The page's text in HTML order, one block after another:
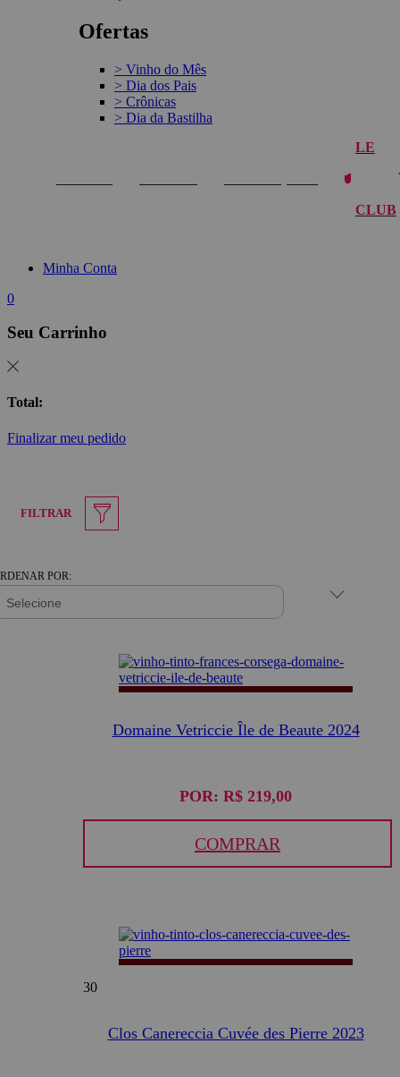
Ofertas
> Vinho do Mês
> Dia dos Pais
> Crônicas
> Dia da Bastilha
LE
CLUB
Minha Conta
0
Seu Carrinho
Total:
Finalizar meu pedido
FILTRAR
POR:
Domaine Vetriccie Île de Beaute 2024
POR: R$ 219,00
COMPRAR
30
Clos Canereccia Cuvée des Pierre 2023